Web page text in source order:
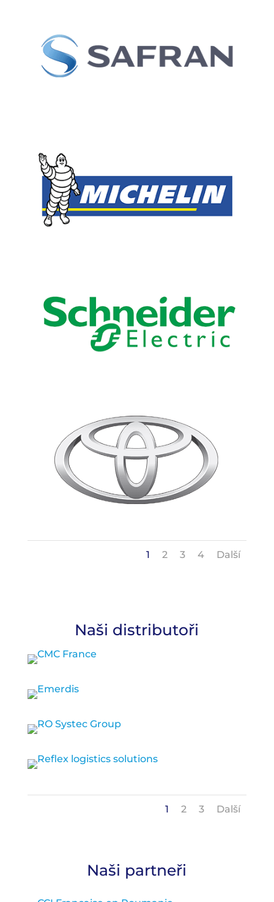
1 2 3 4 Další
Naši distributoři
1 2 3 Další
Naši partneři